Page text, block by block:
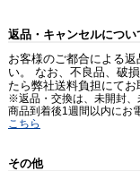
返品・キャンセルについ
お客様のご都合による
い。 なお、不良品、破
たら弊社送料負担にてお
※返品・交換は、未開封、
商品到着後1週間以内にお
こちら
その他